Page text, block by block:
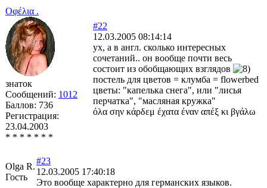
Οφέλια .
знаток
Сообщений: 1012
Баллов: 736
Регистрация:
23.04.2003
* * * * * * *
#22
12.03.2005 08:14:14
ух, а в англ. сколько интересных
сочетаний.. он вообще почти весь
состоит из обобщающих взглядов
постель для цветов = клумба = flowerbed
цветы: "капелька снега", или "лисья
перчатка", "масляная кружка"
όλα σην κάρδεμ έχατα έναν απέξ κι βγάλω
Olga R.
Гость
#23
12.03.2005 17:40:18
Это вообще характерно для германских языков.